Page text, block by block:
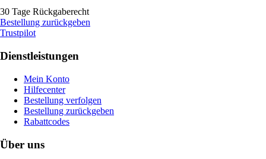
30 Tage Rückgaberecht
Bestellung zurückgeben
Trustpilot
Dienstleistungen
Mein Konto
Hilfecenter
Bestellung verfolgen
Bestellung zurückgeben
Rabattcodes
Über uns